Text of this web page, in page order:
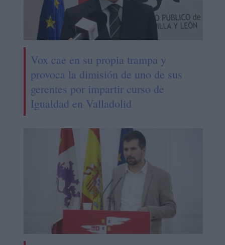
Vox cae en su propia trampa y
provoca la dimisión de uno de sus
gerentes por impartir curso de
Igualdad en Valladolid